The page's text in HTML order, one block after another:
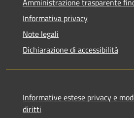
Informativa privacy
Note legali
Dichiarazione di accessibilità
Informative estese privacy e
diritti